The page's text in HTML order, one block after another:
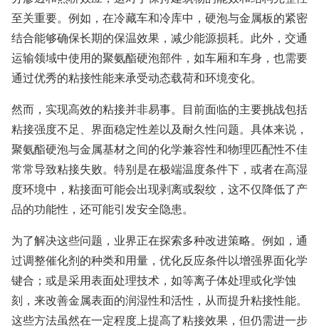
至关重要。例如，在冷藏车和冷库中，硬泡与金属板的紧密
结合能够确保长期的保温效果，减少能源损耗。此外，交通
运输领域中使用的聚氨酯硬泡部件，如车厢和车身，也需要
通过优秀的粘接性能来承受动态载荷和环境变化。
然而，实现高效的粘接并非易事。目前面临的主要挑战包括
粘接强度不足、界面稳定性差以及耐久性问题。具体来说，
聚氨酯硬泡与金属基材之间的化学兼容性和物理匹配性不佳
常常导致粘接失败。特别是在极端温度条件下，或者在高湿
度环境中，粘接面可能会出现剥离或裂纹，这不仅降低了产
品的功能性，还可能引发安全隐患。
为了解决这些问题，业界正在探索多种改进策略。例如，通
过调整催化剂的种类和用量，优化反应条件以增强界面化学
键合；或是采用表面处理技术，如等离子体处理或化学蚀
刻，来改善金属表面的润湿性和活性，从而提升粘接性能。
这些方法虽然在一定程度上提高了粘接效果，但仍需进一步